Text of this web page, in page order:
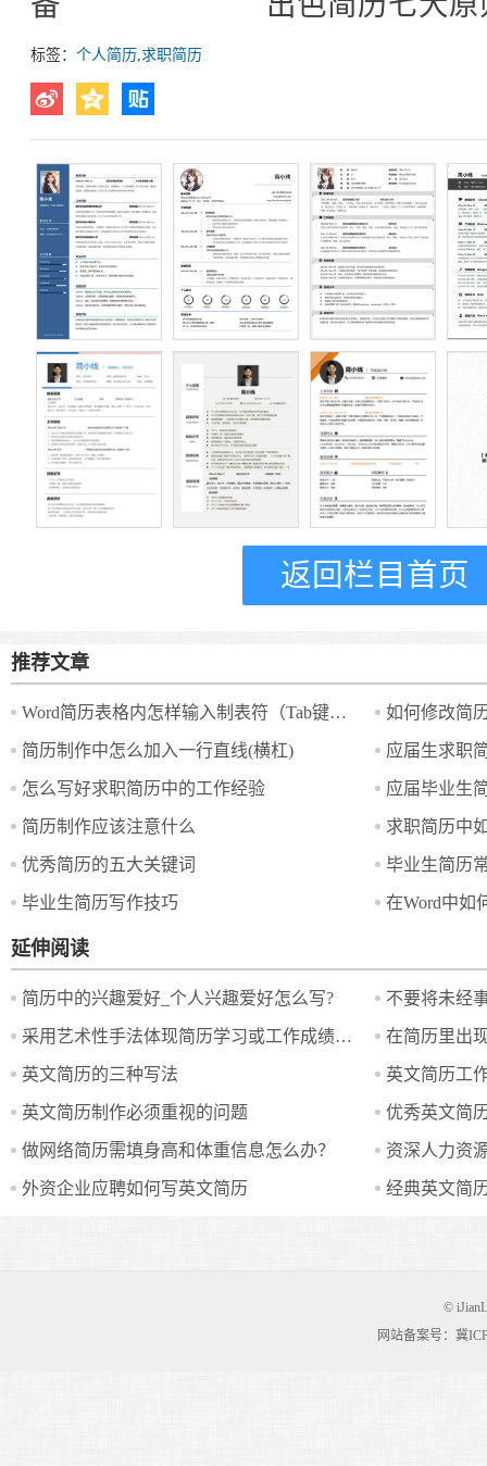
标签： 个人简历,求职简历
返回栏目首页
推荐文章
Word简历表格内怎样输入制表符（Tab键）？ 如何修改简
简历制作中怎么加入一行直线(横杠) 应届生求职
怎么写好求职简历中的工作经验 应届毕业生
简历制作应该注意什么 求职简历中
优秀简历的五大关键词 毕业生简历
毕业生简历写作技巧 在Word中如
延伸阅读
简历中的兴趣爱好_个人兴趣爱好怎么写? 不要将未经
采用艺术性手法体现简历学习或工作成绩如何？ 在简历里出
英文简历的三种写法 英文简历工
英文简历制作必须重视的问题 优秀英文简
做网络简历需填身高和体重信息怎么办？ 资深人力资
外资企业应聘如何写英文简历 经典英文简
©
网站备案号：冀